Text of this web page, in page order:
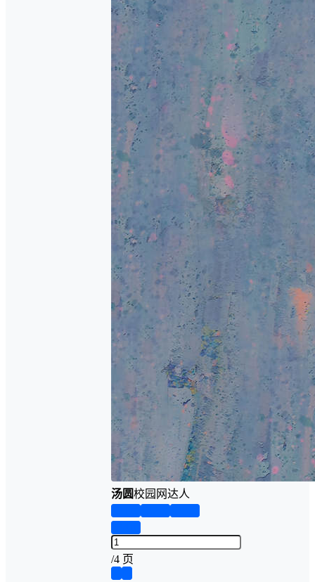
汤圆校园网达人
/4 页